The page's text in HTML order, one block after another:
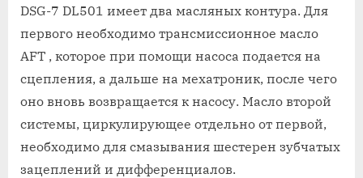
DSG-7 DL501 имеет два масляных контура. Для
первого необходимо трансмиссионное масло
AFT , которое при помощи насоса подается на
сцепления, а дальше на мехатроник, после чего
оно вновь возвращается к насосу. Масло второй
системы, циркулирующее отдельно от первой,
необходимо для смазывания шестерен зубчатых
зацеплений и дифференциалов.